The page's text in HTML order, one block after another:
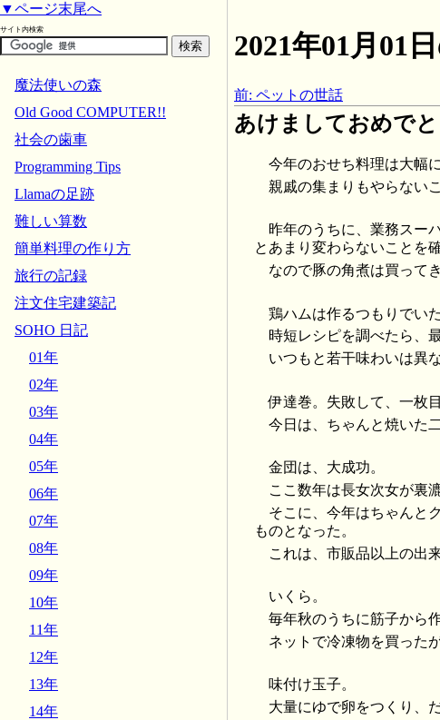
2021年01月01
前: ペットの世話
あけましておめで
今年のおせち料理は大幅
親戚の集まりもやらない
昨年のうちに、業務スー
とあまり変わらないことを
なので豚の角煮は買って
鶏ハムは作るつもりでい
時短レシピを調べたら、
いつもと若干味わいは異
伊達巻。失敗して、一枚
今日は、ちゃんと焼いた
金団は、大成功。
ここ数年は長女次女が裏
そこに、今年はちゃんと
ものとなった。
これは、市販品以上の出
いくら。
毎年秋のうちに筋子から
ネットで冷凍物を買った
味付け玉子。
大量にゆで卵をつくり、
▼ページ末尾へ
サイト内検索
魔法使いの森
Old Good COMPUTER!!
社会の歯車
Programming Tips
Llamaの足跡
難しい算数
簡単料理の作り方
旅行の記録
注文住宅建築記
SOHO 日記
01年
02年
03年
04年
05年
06年
07年
08年
09年
10年
11年
12年
13年
14年